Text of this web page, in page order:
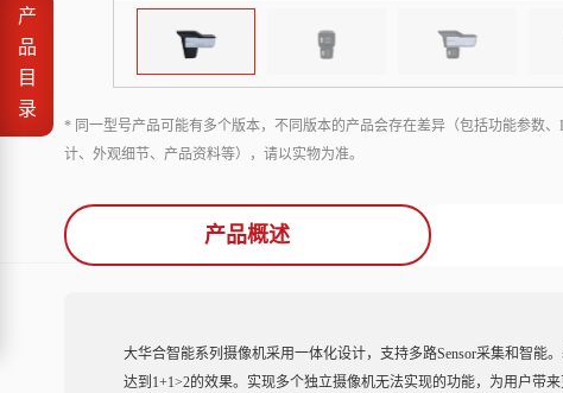
* 同一型号产品可能有多个版本，不同版本的产品会存在差异（包括功能参数、
计、外观细节、产品资料等），请以实物为准。
产品概述
大华合智能系列摄像机采用一体化设计，支持多路Sensor采集和智能
达到1+1>2的效果。实现多个独立摄像机无法实现的功能，为用户带来
产
品
目
录